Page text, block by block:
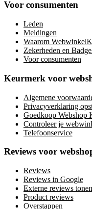
Voor consumenten
Leden
Meldingen
Waarom
Zekerheden en
Voor consumenten
Keurmerk voor
Algemene
Privacyverklaring
Goedkoop Webshop
Controleer je
Telefoonservice
Reviews voor
Reviews
Reviews in Google
Externe reviews tonen
Product reviews
Overstappen